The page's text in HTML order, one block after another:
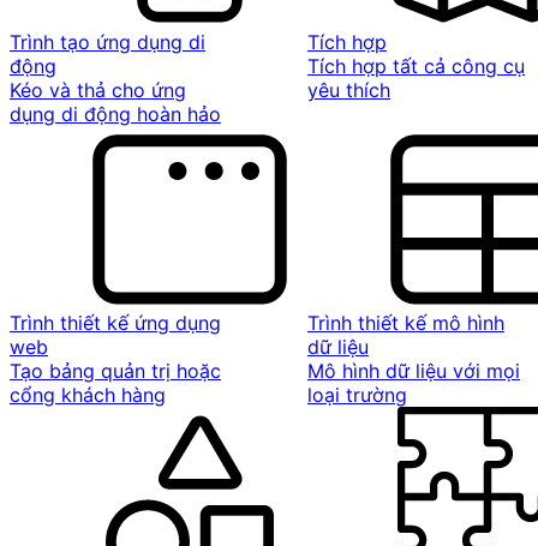
Trình tạo ứng dụng di
động
Kéo và thả cho ứng
dụng di động hoàn hảo
Tích hợp
Tích hợp tất cả công cụ
yêu thích
Trình thiết kế ứng dụng
web
Tạo bảng quản trị hoặc
cổng khách hàng
Trình thiết kế mô hình
dữ liệu
Mô hình dữ liệu với mọi
loại trường